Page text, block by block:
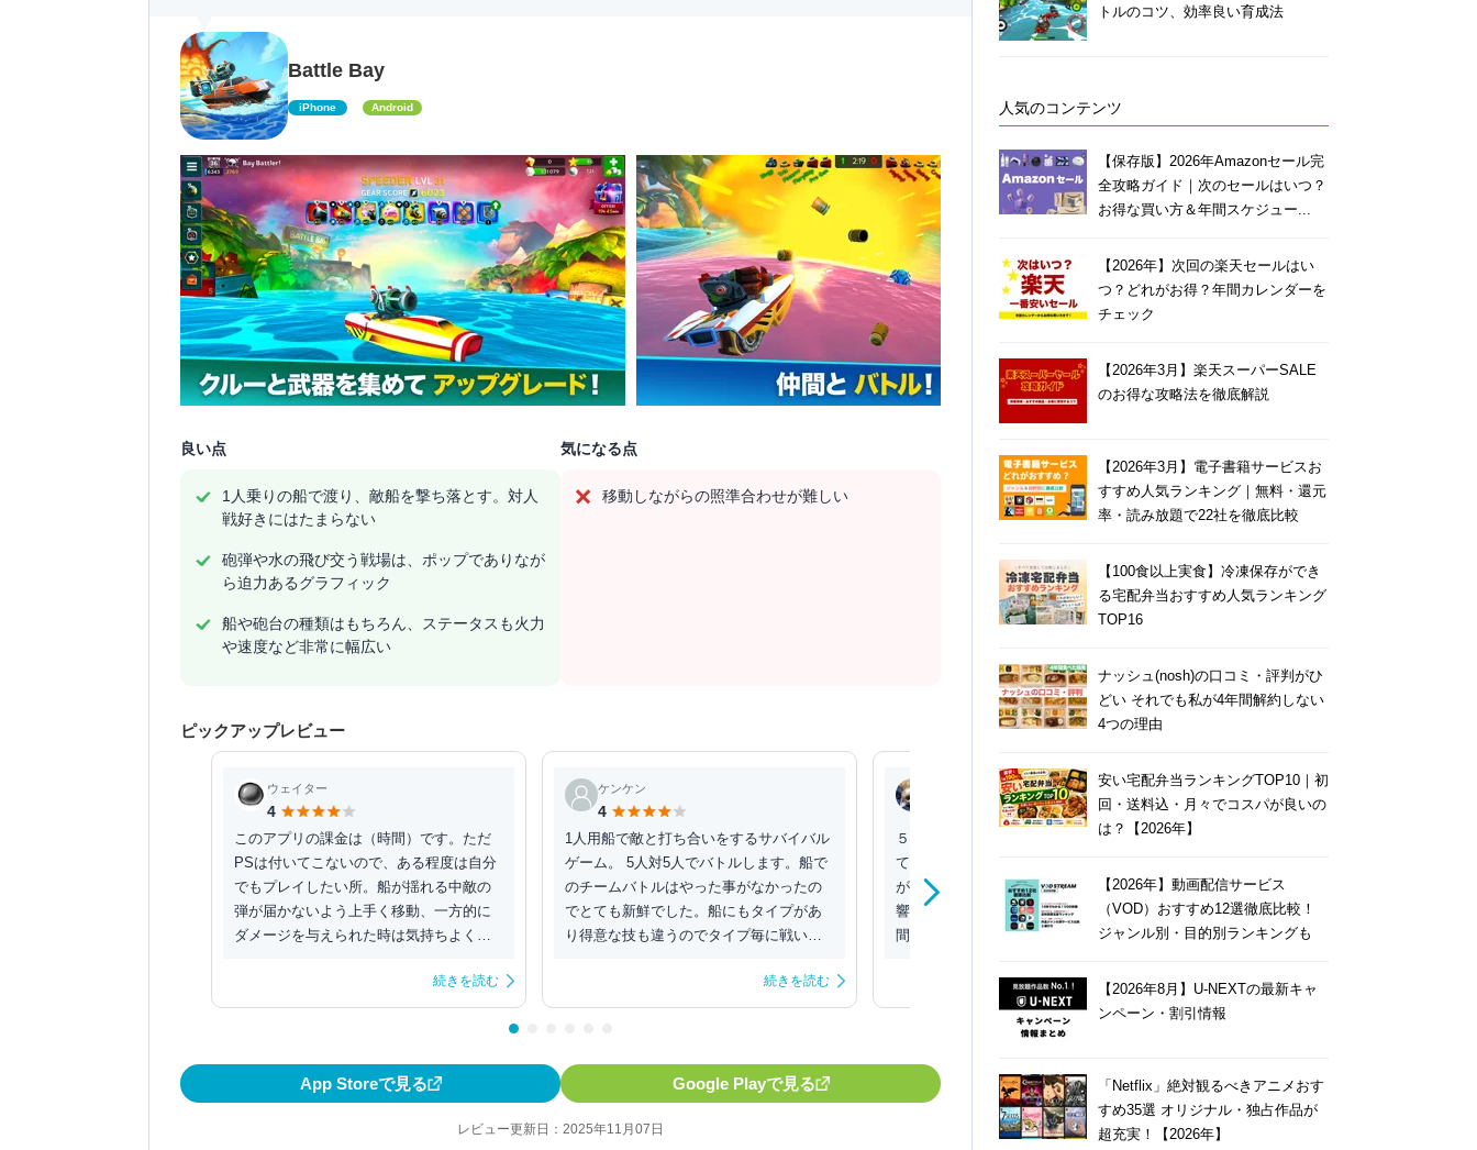
Battle Bay
iPhone Android
良い点
1人乗りの船で渡り、敵船を撃ち落とす。対人
戦好きにはたまらない
砲弾や水の飛び交う戦場は、ポップでありなが
ら迫力あるグラフィック
船や砲台の種類はもちろん、ステータスも火力
や速度など非常に幅広い
気になる点
移動しながらの照準合わせが難しい
ピックアップレビュー
ウェイター
4
このアプリの課金は（時間）です。ただ
PSは付いてこないので、ある程度は自分
でもプレイしたい所。船が揺れる中敵の
弾が届かないよう上手く移動、一方的に
ダメージを与えられた時は気持ちよくて
続きを読む
ケンケン
4
1人用船で敵と打ち合いをするサバイバル
ゲーム。 5人対5人でバトルします。船で
のチームバトルはやった事がなかったの
でとても新鮮でした。船にもタイプがあ
り得意な技も違うのでタイプ毎に戦い方
続きを読む
５対５で行う海戦ゲーム。 使う船によっ
ても回復タイプや攻撃タイプなどの特徴
があるので チーム構成も大きく勝敗に影
響します。 また課金要素はありますが時
間を短縮できるものが基本なので 無課金
続きを読む
ダミャ
4
ていてびっくり。 敵船を打ち抜くとき
とても気持ちがいいです。 対戦形式な
でよりわくわくします。
App Storeで見る Google Playで見る
レビュー更新日：2025年11月07日
トルのコツ、効率良い育成法
人気のコンテンツ
【保存版】2026年Amazonセール完
全攻略ガイド｜次のセールはいつ？
お得な買い方＆年間スケジュー...
【2026年】次回の楽天セールはい
つ？どれがお得？年間カレンダーを
チェック
【2026年3月】楽天スーパーSALE
のお得な攻略法を徹底解説
【2026年3月】電子書籍サービスお
すすめ人気ランキング｜無料・還元
率・読み放題で22社を徹底比較
【100食以上実食】冷凍保存ができ
る宅配弁当おすすめ人気ランキング
TOP16
ナッシュ(nosh)の口コミ・評判がひ
どい それでも私が4年間解約しない
4つの理由
安い宅配弁当ランキングTOP10｜初
回・送料込・月々でコスパが良いの
は？【2026年】
【2026年】動画配信サービス
（VOD）おすすめ12選徹底比較！
ジャンル別・目的別ランキングも
【2026年8月】U-NEXTの最新キャ
ンペーン・割引情報
「Netflix」絶対観るべきアニメおす
すめ35選 オリジナル・独占作品が
超充実！【2026年】